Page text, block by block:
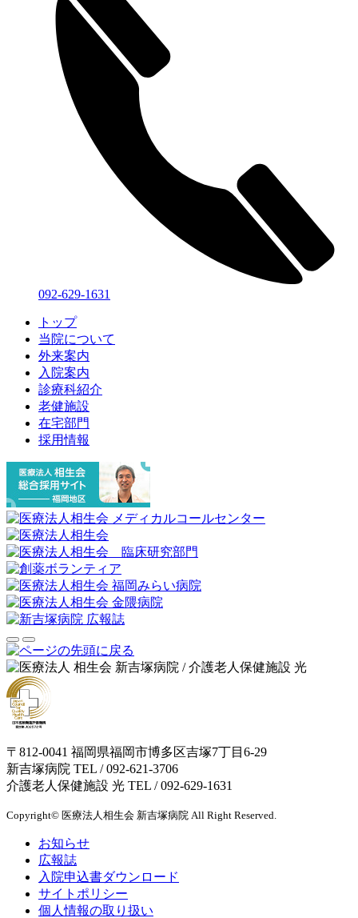
092-629-1631
トップ
当院について
外来案内
入院案内
診療科紹介
老健施設
在宅部門
採用情報
〒812-0041 福岡県福岡市博多区吉塚7丁目6-29
新吉塚病院 TEL /092-621-3706
介護老人保健施設 光 TEL /092-629-1631
Copyright© 医療法人相生会 新吉塚病院 All Right Reserved.
お知らせ
広報誌
入院申込書ダウンロード
サイトポリシー
個人情報の取り扱い